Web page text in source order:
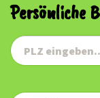
Persönliche